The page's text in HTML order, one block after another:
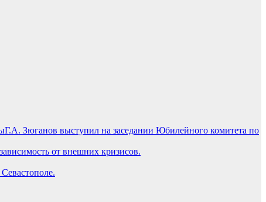
Г.А. Зюганов выступил на заседании Юбилейного комитета по
от внешних кризисов.